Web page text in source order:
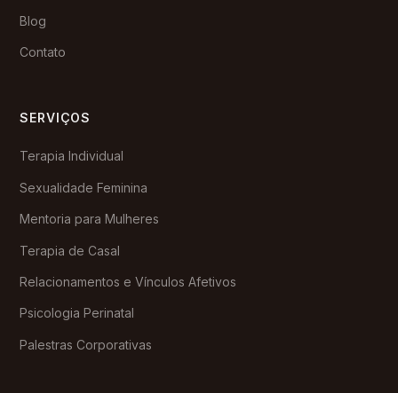
Blog
Contato
SERVIÇOS
Terapia Individual
Sexualidade Feminina
Mentoria para Mulheres
Terapia de Casal
Relacionamentos e Vínculos Afetivos
Psicologia Perinatal
Palestras Corporativas